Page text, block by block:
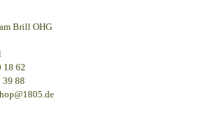
Brill OHG
18 62
39 88